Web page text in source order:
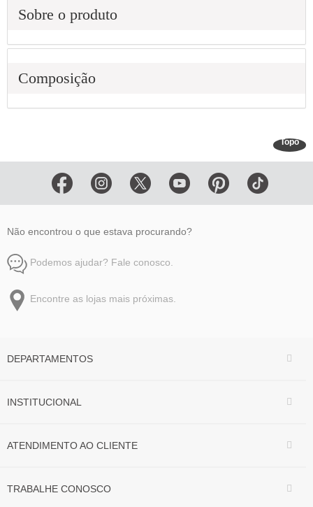
Sobre o produto
Composição
Topo
Não encontrou o que estava procurando?
Podemos ajudar? Fale conosco.
Encontre as lojas mais próximas.
DEPARTAMENTOS
INSTITUCIONAL
ATENDIMENTO AO CLIENTE
TRABALHE CONOSCO